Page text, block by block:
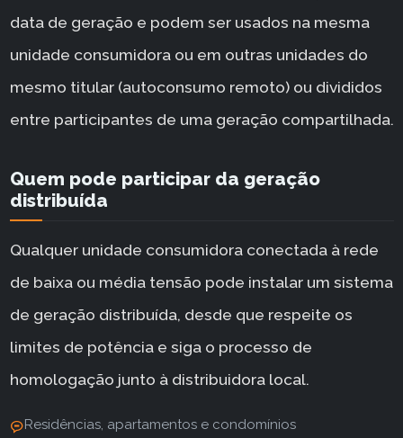
data de geração e podem ser usados na mesma
unidade consumidora ou em outras unidades do
mesmo titular (autoconsumo remoto) ou divididos
entre participantes de uma geração compartilhada.
Quem pode participar da geração
distribuída
Qualquer unidade consumidora conectada à rede
de baixa ou média tensão pode instalar um sistema
de geração distribuída, desde que respeite os
limites de potência e siga o processo de
homologação junto à distribuidora local.
Residências, apartamentos e condomínios